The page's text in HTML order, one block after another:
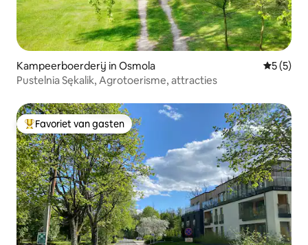
Kampeerboerderij in Osmola
5 (5)
Pustelnia Sękalik, Agrotoerisme, attracties
Topfavoriet van gasten
Favoriet van gasten